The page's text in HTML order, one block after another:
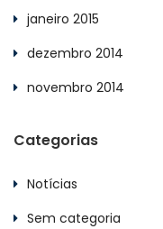
janeiro 2015
dezembro 2014
novembro 2014
Categorias
Notícias
Sem categoria